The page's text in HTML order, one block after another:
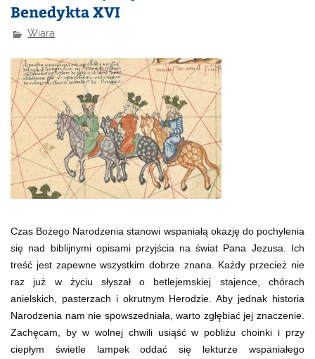
Benedykta XVI
Wiara
Czas Bożego Narodzenia stanowi wspaniałą okazję do pochylenia
się nad biblijnymi opisami przyjścia na świat Pana Jezusa. Ich
treść jest zapewne wszystkim dobrze znana. Każdy przecież nie
raz już w życiu słyszał o betlejemskiej stajence, chórach
anielskich, pasterzach i okrutnym Herodzie. Aby jednak historia
Narodzenia nam nie spowszedniała, warto zgłębiać jej znaczenie.
Zachęcam, by w wolnej chwili usiąść w pobliżu choinki i przy
ciepłym świetle lampek oddać się lekturze wspaniałego